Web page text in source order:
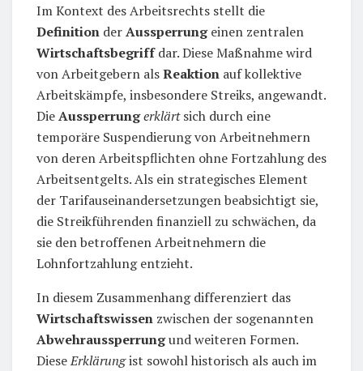
Im Kontext des Arbeitsrechts stellt die
Definition derAussperrungeinen zentralen
Wirtschaftsbegriffdar. Diese Maßnahme wird
von Arbeitgebern alsReaktion auf kollektive
Arbeitskämpfe, insbesondere Streiks, angewandt.
DieAussperrungerklärtsich durch eine
temporäre Suspendierung von Arbeitnehmern
von deren Arbeitspflichten ohne Fortzahlung des
Arbeitsentgelts. Als ein strategisches Element
der Tarifauseinandersetzungen beabsichtigt sie,
die Streikführenden finanziell zu schwächen, da
sie den betroffenen Arbeitnehmern die
Lohnfortzahlung entzieht.
In diesem Zusammenhang differenziert das
Wirtschaftswissen zwischen der sogenannten
Abwehraussperrungund weiteren Formen.
DieseErklärungist sowohl historisch als auch im